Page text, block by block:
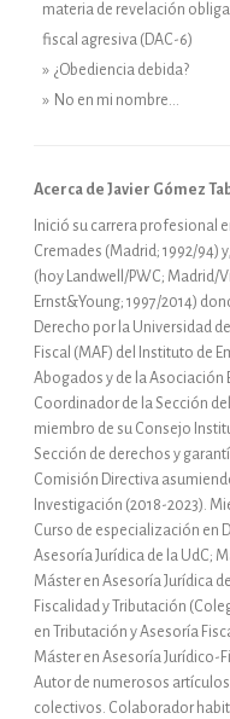
materia de revelación
fiscal agresiva (DAC-6)
» ¿Obediencia debida?
» No en mi nombre…
Acerca de Javier Gómez
Inició su carrera profesional
Cremades (Madrid; 1992/94)
(hoy Landwell/PWC; Madrid/
Ernst&Young; 1997/2014)
Derecho por la Universidad
Fiscal (MAF) del Instituto de
Abogados y de la Asociación
Coordinador de la Sección
miembro de su Consejo
Sección de derechos y
Comisión Directiva
Investigación (2018-2023).
Curso de especialización en
Asesoría Jurídica de la UdC;
Máster en Asesoría Jurídica
Fiscalidad y Tributación
en Tributación y Asesoría
Máster en Asesoría Jurídico-
Autor de numerosos
colectivos. Colaborador